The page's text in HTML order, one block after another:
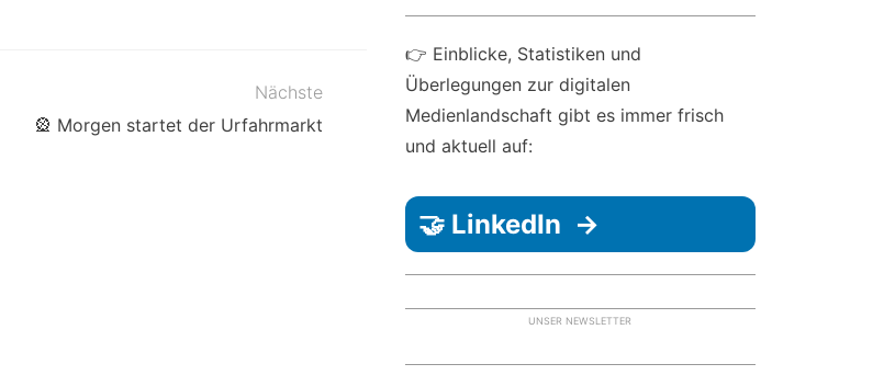
Nächste
🎡 Morgen startet der Urfahrmarkt
👉 Einblicke, Statistiken und
Überlegungen zur digitalen
Medienlandschaft gibt es immer frisch
und aktuell auf:
🤝 LinkedIn →
UNSER NEWSLETTER